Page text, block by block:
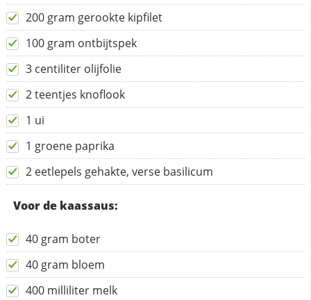
200 gram gerookte kipfilet
100 gram ontbijtspek
3 centiliter olijfolie
2 teentjes knoflook
1 ui
1 groene paprika
2 eetlepels gehakte, verse basilicum
Voor de kaassaus:
40 gram boter
40 gram bloem
400 milliliter melk